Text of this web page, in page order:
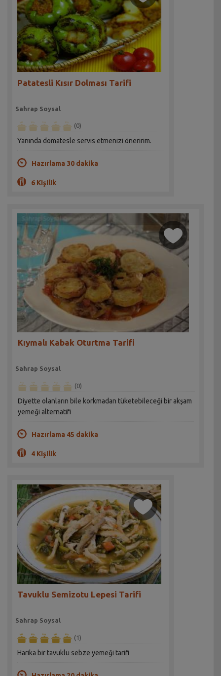
Patatesli Kısır Dolması Tarifi
Sahrap Soysal
(0)
Yanında domatesle servis etmenizi öneririm.
Hazırlama 30 dakika
6 Kişilik
Kıymalı Kabak Oturtma Tarifi
Sahrap Soysal
(0)
Diyette olanların bile korkmadan tüketebileceği bir akşam
yemeği alternatifi
Hazırlama 45 dakika
4 Kişilik
Tavuklu Semizotu Lepesi Tarifi
Sahrap Soysal
(1)
Harika bir tavuklu sebze yemeği tarifi